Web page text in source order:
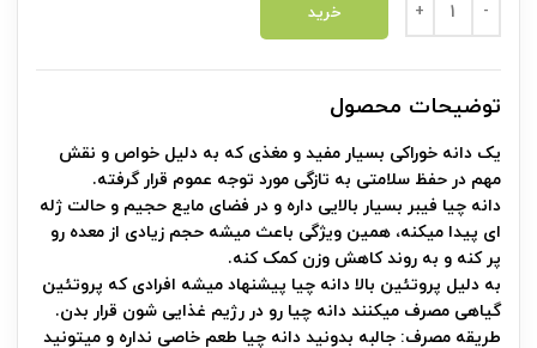
خرید
توضیحات محصول
یک دانه خوراکی بسیار مفید و مغذی که به دلیل خواص و نقش
مهم در حفظ سلامتی به تازگی مورد توجه عموم قرار گرفته.
دانه چیا فیبر بسیار بالایی داره و در فضای مایع حجیم و حالت ژله
ای پیدا میکنه، همین ویژگی باعث میشه حجم زیادی از معده رو
پر کنه و به روند کاهش وزن کمک کنه.
به دلیل پروتئین بالا دانه چیا پیشنهاد میشه افرادی که پروتئین
گیاهی مصرف میکنند دانه چیا رو در رژیم غذایی شون قرار بدن.
طریقه مصرف: جالبه بدونید دانه چیا طعم خاصی نداره و میتونید